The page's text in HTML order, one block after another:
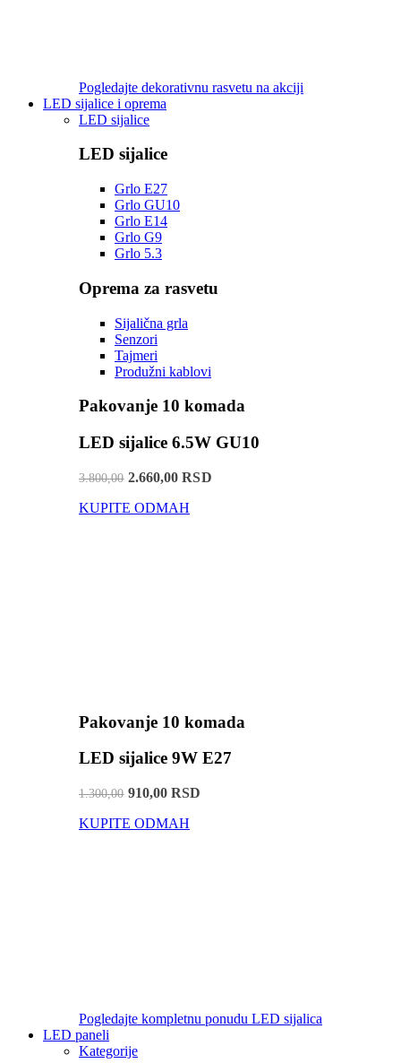
Pogledajte dekorativnu rasvetu na akciji
LED sijalice i oprema
LED sijalice
LED sijalice
Grlo E27
Grlo GU10
Grlo E14
Grlo G9
Grlo 5.3
Oprema za rasvetu
Sijalična grla
Senzori
Tajmeri
Produžni kablovi
Pakovanje 10 komada
LED sijalice 6.5W GU10
3.800,002.660,00 RSD
KUPITE ODMAH
Pakovanje 10 komada
LED sijalice 9W E27
1.300,00910,00 RSD
KUPITE ODMAH
Pogledajte kompletnu ponudu LED sijalica
LED paneli
Kategorije